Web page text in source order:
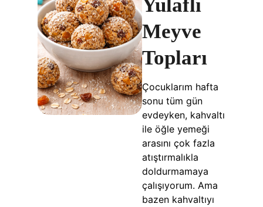
Yulaflı
Meyve
Topları
Çocuklarım hafta
sonu tüm gün
evdeyken, kahvaltı
ile öğle yemeği
arasını çok fazla
atıştırmalıkla
doldurmamaya
çalışıyorum. Ama
bazen kahvaltıyı